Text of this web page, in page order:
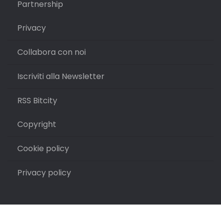
Partnership
Privacy
Collabora con noi
Iscriviti alla Newsletter
RSS Bitcity
Copyright
Cookie policy
Privacy policy